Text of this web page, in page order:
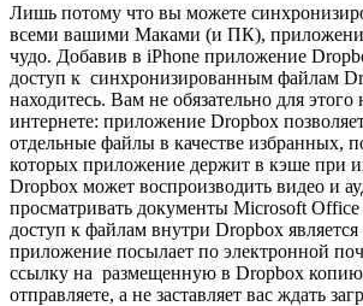
Лишь потому что вы можете
всеми вашими Маками (и ПК),
чудо. Добавив в iPhone приложение
доступ к синхронизированным файлам
находитесь. Вам не обязательно для этого
интернете: приложение Dropbox
отдельные файлы в качестве избранных,
которых приложение держит в кэше при
Dropbox может воспроизводить видео и
просматривать документы Microsoft
доступ к файлам внутри Dropbox
приложение посылает по электронной
ссылку на размещенную в Dropbox
отправляете, а не заставляет вас ждать